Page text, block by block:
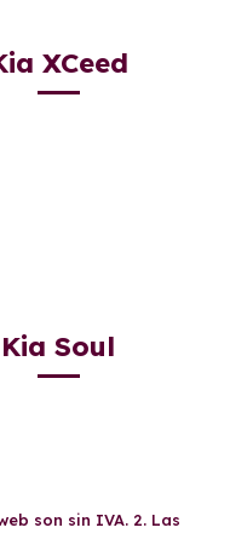
XCeed
Kia Soul
son sin IVA. 2. Las